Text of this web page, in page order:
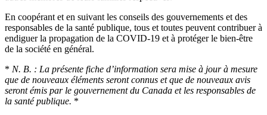
En coopérant et en suivant les conseils des gouvernements et des
responsables de la santé publique, tous et toutes peuvent contribuer à
endiguer la propagation de la COVID-19 et à protéger le bien-être
de la société en général.
* N. B. : La présente fiche d’information sera mise à jour à mesure
que de nouveaux éléments seront connus et que de nouveaux avis
seront émis par le gouvernement du Canada et les responsables de
la santé publique. *